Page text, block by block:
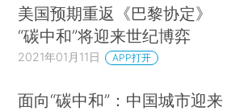
美国预期重返《巴黎协定》
“碳中和”将迎来世纪博弈
2021年01月11日 APP打开
面向“碳中和”：中国城市迎来